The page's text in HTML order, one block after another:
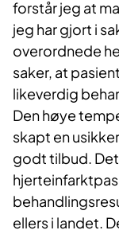
forstår jeg at
jeg har gjort i
overordnede
saker, at
likeverdig
Den høye
skapt en
godt tilbud.
ellers i landet.